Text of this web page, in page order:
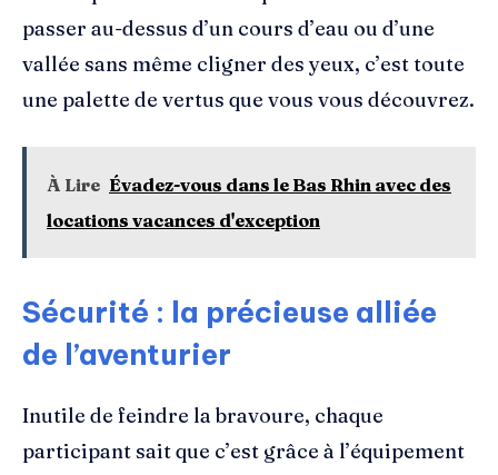
passer au-dessus d’un cours d’eau ou d’une
vallée sans même cligner des yeux, c’est toute
une palette de vertus que vous vous découvrez.
À Lire Évadez-vous dans le Bas Rhin avec des
locations vacances d'exception
Sécurité : la précieuse alliée
de l’aventurier
Inutile de feindre la bravoure, chaque
participant sait que c’est grâce à l’équipement